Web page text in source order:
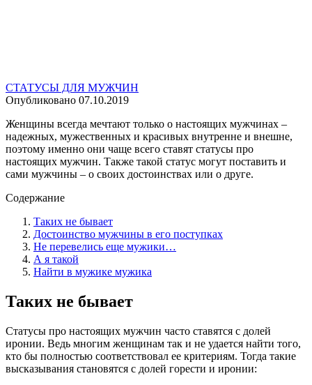
СТАТУСЫ ДЛЯ МУЖЧИН
Опубликовано 07.10.2019
Женщины всегда мечтают только о настоящих мужчинах –
надежных, мужественных и красивых внутренне и внешне,
поэтому именно они чаще всего ставят статусы про
настоящих мужчин. Также такой статус могут поставить и
сами мужчины – о своих достоинствах или о друге.
Содержание
Таких не бывает
Достоинство мужчины в его поступках
Не перевелись еще мужики…
А я такой
Найти в мужике мужика
Таких не бывает
Статусы про настоящих мужчин часто ставятся с долей
иронии. Ведь многим женщинам так и не удается найти того,
кто бы полностью соответствовал ее критериям. Тогда такие
высказывания становятся с долей горести и иронии: